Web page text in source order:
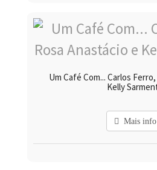
Um Café Com... Carlos
Kelly
Mais info